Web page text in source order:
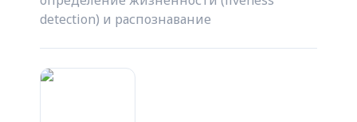
detection) и распознавание